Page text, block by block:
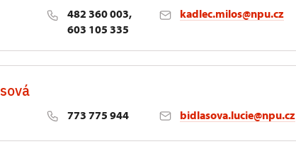
482 360 003,
603 105 335
kadlec.milos@npu.cz
773 775 944 bidlasova.lucie@npu.cz